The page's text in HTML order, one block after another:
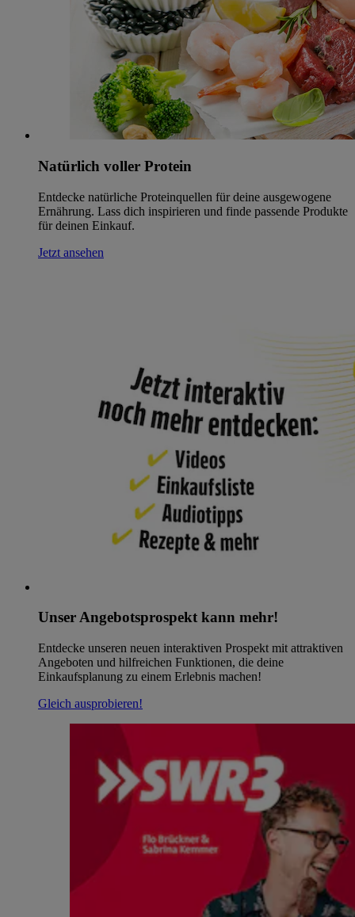
Natürlich voller Protein
Entdecke natürliche Proteinquellen für deine ausgewogene
Ernährung. Lass dich inspirieren und finde passende Produkte
für deinen Einkauf.
Jetzt ansehen
Unser Angebotsprospekt kann mehr!
Entdecke unseren neuen interaktiven Prospekt mit attraktiven
Angeboten und hilfreichen Funktionen, die deine
Einkaufsplanung zu einem Erlebnis machen!
Gleich ausprobieren!